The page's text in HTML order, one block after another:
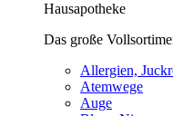
Hausapotheke
Das große
Allergien,
Atemwege
Auge